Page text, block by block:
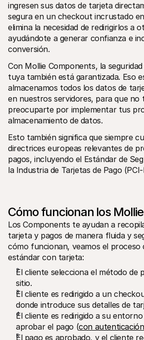
ingresen sus datos de tarjeta
segura en un checkout incrustado
elimina la necesidad de redirigirlos a
ayudándote a generar confianza e
conversión.
Con Mollie Components, la
tuya también está garantizada. Eso
almacenamos todos los datos de
en nuestros servidores, para que no
preocuparte por implementar tus
almacenamiento de datos.
Esto también significa que siempre
directrices europeas relevantes de
pagos, incluyendo el Estándar de
la Industria de Tarjetas de Pago
Cómo funcionan los
Los Components te ayudan a
tarjeta y pagos de manera fluida y
cómo funcionan, veamos el proceso
estándar con tarjeta:
El cliente selecciona el método
sitio.
El cliente es redirigido a un
donde introduce sus detalles de
El cliente es redirigido a su
aprobar el pago (con
El pago es aprobado, y el cliente